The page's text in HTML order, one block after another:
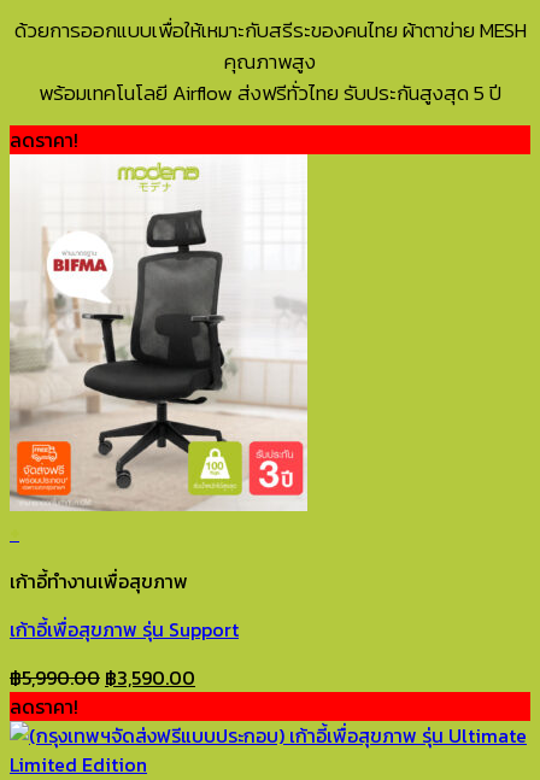
ด้วยการออกแบบเพื่อให้เหมาะกับสรีระของคนไทย ผ้าตาข่าย MESH
คุณภาพสูง
พร้อมเทคโนโลยี Airflow ส่งฟรีทั่วไทย รับประกันสูงสุด 5 ปี
ลดราคา!
เก้าอี้ทำงานเพื่อสุขภาพ
เก้าอี้เพื่อสุขภาพ รุ่น Support
฿5,990.00 Original
was:
฿5,990.00.
฿3,590.00
is:
ลดราคา!